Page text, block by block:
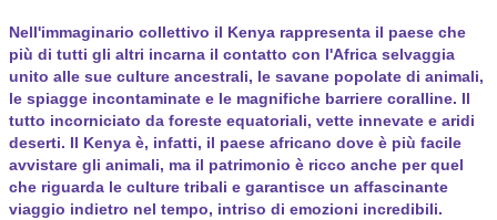
Nell'immaginario collettivo il Kenya rappresenta il paese che
più di tutti gli altri incarna il contatto con l'Africa selvaggia
unito alle sue culture ancestrali, le savane popolate di animali,
le spiagge incontaminate e le magnifiche barriere coralline. Il
tutto incorniciato da foreste equatoriali, vette innevate e aridi
deserti. Il Kenya è, infatti, il paese africano dove è più facile
avvistare gli animali, ma il patrimonio è ricco anche per quel
che riguarda le culture tribali e garantisce un affascinante
viaggio indietro nel tempo, intriso di emozioni incredibili.